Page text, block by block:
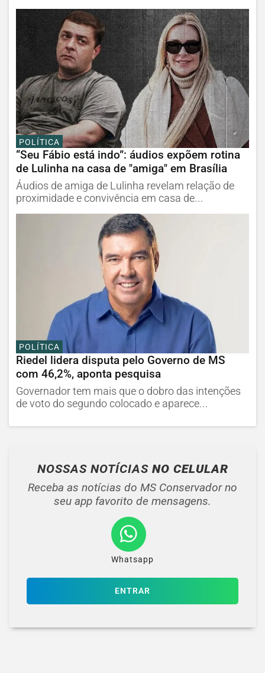
POLÍTICA
“Seu Fábio está indo”: áudios expõem rotina
de Lulinha na casa de "amiga" em Brasília
Áudios de amiga de Lulinha revelam relação de
proximidade e convivência em casa de...
POLÍTICA
Riedel lidera disputa pelo Governo de MS
com 46,2%, aponta pesquisa
Governador tem mais que o dobro das intenções
de voto do segundo colocado e aparece...
NOSSAS NOTÍCIAS NO CELULAR
Receba as notícias do MS Conservador no
seu app favorito de mensagens.
Whatsapp
ENTRAR